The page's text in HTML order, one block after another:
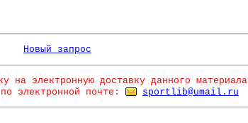
Новый запрос
на электронную доставку данного материала
электронной почте:
sportlib@umail.ru